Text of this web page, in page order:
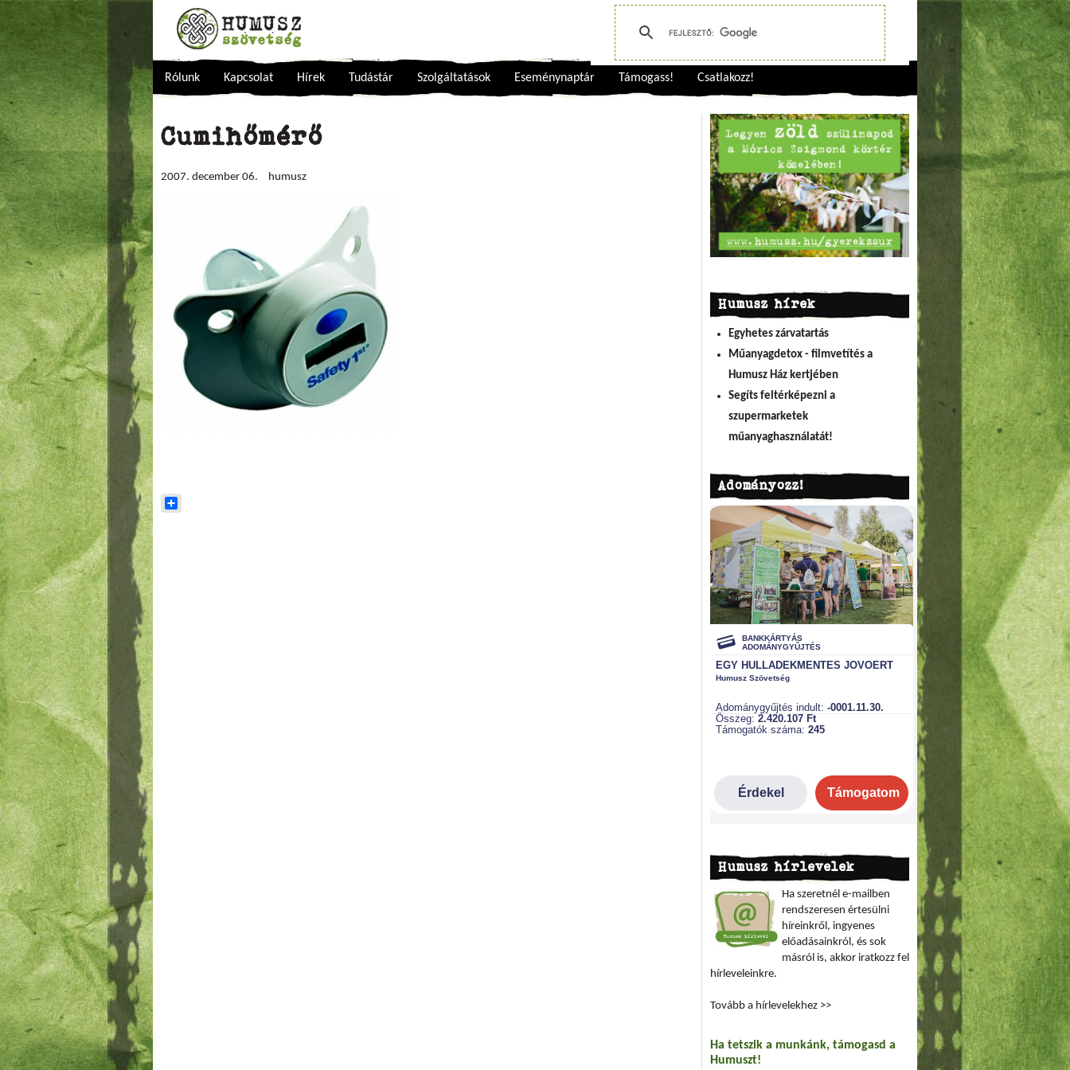
Rólunk Kapcsolat Hírek Tudástár Szolgáltatások Eseménynaptár Támogass! Csatlakozz!
Cumihőmérő
2007. december 06. humusz
Humusz hírek
Egyhetes zárvatartás
Műanyagdetox - filmvetítés a
Humusz Ház kertjében
Segíts feltérképezni a
szupermarketek
műanyaghasználatát!
Adományozz!
Humusz hírlevelek
Ha szeretnél e-mailben
rendszeresen értesülni
híreinkről, ingyenes
előadásainkról, és sok
másról is, akkor iratkozz fel
hírleveleinkre.
Tovább a hírlevelekhez >>
Ha tetszik a munkánk, támogasd a
Humuszt!